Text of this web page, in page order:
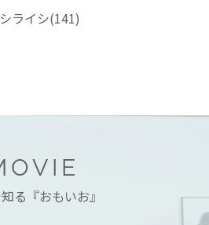
ライシ(141)
る『おもいお』